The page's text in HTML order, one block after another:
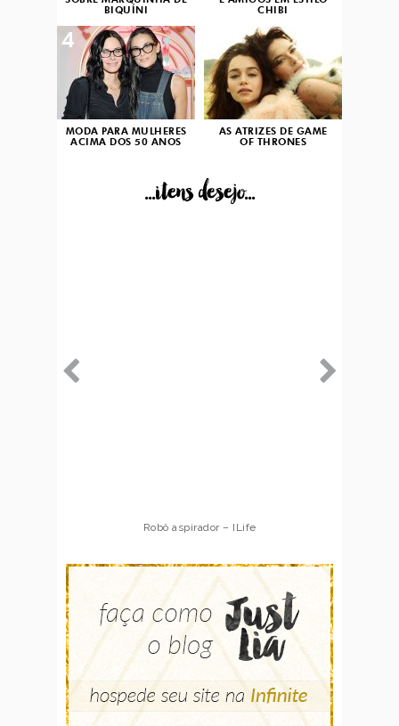
BIQUÍNI
CHIBI
MODA PARA MULHERES
ACIMA DOS 50 ANOS
4
AS ATRIZES DE GAME
OF THRONES
...itens desejo...
Robô aspirador – ILife